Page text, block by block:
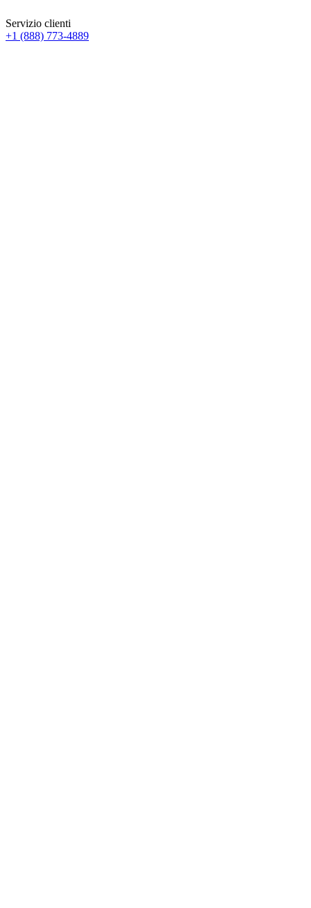
Servizio clienti
+1 (888) 773-4889